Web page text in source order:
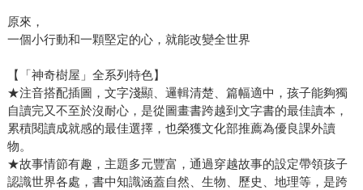
原來，
一個小行動和一顆堅定的心，就能改變全世界
【「神奇樹屋」全系列特色】
★注音搭配插圖，文字淺顯、邏輯清楚、篇幅適中，孩子能夠獨
自讀完又不至於沒耐心，是從圖畫書跨越到文字書的最佳讀本，
累積閱讀成就感的最佳選擇，也榮獲文化部推薦為優良課外讀
物。
★故事情節有趣，主題多元豐富，通過穿越故事的設定帶領孩子
認識世界各處，書中知識涵蓋自然、生物、歷史、地理等，是跨